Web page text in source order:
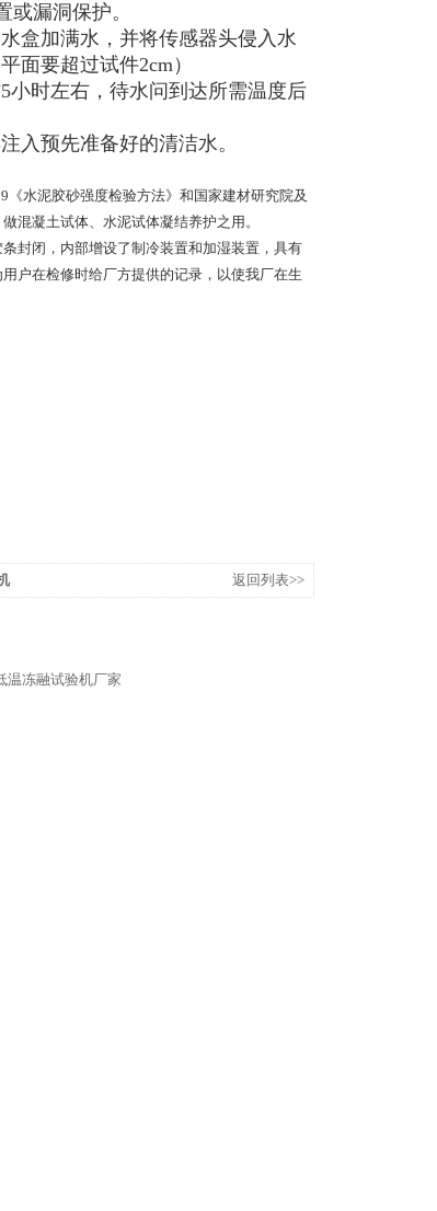
漏洞保护。
盒加满水，并将传感器头侵入水
面要超过试件2cm）
小时左右，待水问到达所需温度后
入预先准备好的清洁水。
水泥胶砂强度检验方法》和国家建材研究院及
混凝土试体、水泥试体凝结养护之用。
封闭，内部增设了制冷装置和加湿装置，具有
户在检修时给厂方提供的记录，以使我厂在生
返回列表>>
温冻融试验机厂家